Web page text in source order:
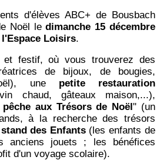
d'élèves ABC+ de Bousbach
Noël ledimanche 15 décembre
l'Espace Loisirs.
et festif, où vous trouverez des
de bijoux, de bougies,
une petite restauration
chaud, gâteaux maison,...),
pêche aux Trésors de Noël" (un
à la recherche des trésors
stand des Enfants(les enfants de
anciens jouets ; les bénéfices
d'un voyage scolaire).